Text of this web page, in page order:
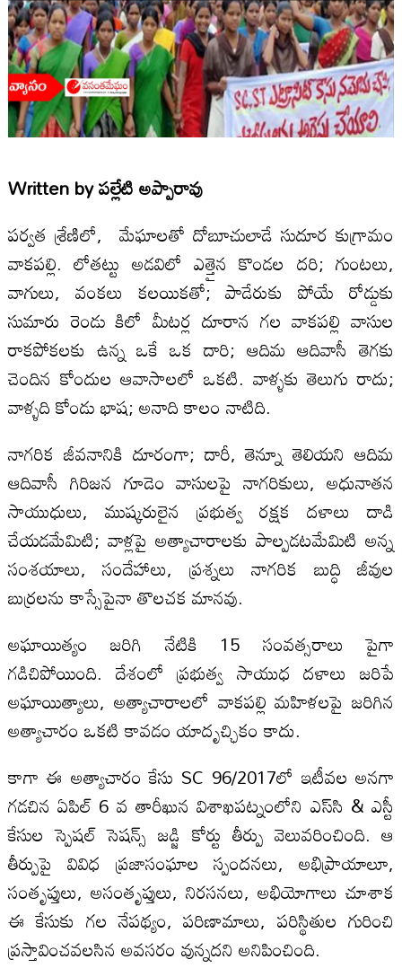
Written byపల్లేటి అప్పారావు
పర్వత శ్రేణిలో, మేఘాలతో దోబూచులాడే సుదూర కుగ్రామం
వాకపల్లి. లోతట్టు అడవిలో ఎత్తైన కొండల దరి; గుంటలు,
వాగులు, వంకలు కలయికతో; పాడేరుకు పోయే రోడ్డుకు
సుమారు రెండు కిలో మీటర్ల దూరాన గల వాకపల్లి వాసుల
రాకపోకలకు ఉన్న ఒకే ఒక దారి; ఆదిమ ఆదివాసీ తెగకు
చెందిన కోందుల ఆవాసాలలో ఒకటి. వాళ్ళకు తెలుగు రాదు;
వాళ్ళది కోండు భాష; అనాది కాలం నాటిది.
నాగరిక జీవనానికి దూరంగా; దారీ, తెన్నూ తెలియని ఆదిమ
ఆదివాసీ గిరిజన గూడెం వాసులపై నాగరికులు, అధునాతన
సాయుధులు, ముష్కరులైన ప్రభుత్వ రక్షక దళాలు దాడి
చేయడమేమిటి; వాళ్లపై అత్యాచారాలకు పాల్పడటమేమిటి అన్న
సంశయాలు, సందేహాలు, ప్రశ్నలు నాగరిక బుద్ధి జీవుల
బుర్రలను కాస్సేపైనా తొలచక మానవు.
అఘాయిత్యం జరిగి నేటికి 15 సంవత్సరాలు పైగా
గడిచిపోయింది. దేశంలో ప్రభుత్వ సాయుధ దళాలు జరిపే
అఘాయిత్యాలు, అత్యాచారాలలో వాకపల్లి మహిళలపై జరిగిన
అత్యాచారం ఒకటి కావడం యాదృచ్ఛికం కాదు.
కాగా ఈ అత్యాచారం కేసు SC 96/2017లో ఇటీవల అనగా
గడచిన ఏపిల్ 6 వ తారీఖున విశాఖపట్నంలోని ఎస్‌సి & ఎస్టీ
కేసుల స్పెషల్ సెషన్స్ జడ్జి కోర్టు తీర్పు వెలువరించింది. ఆ
తీర్పుపై వివిధ ప్రజాసంఘాల స్పందనలు, అభిప్రాయాలూ,
సంతృప్తులు, అసంతృప్తులు, నిరసనలు, అభియోగాలు చూశాక
ఈ కేసుకు గల నేపథ్యం, పరిణామాలు, పరిస్థితుల గురించి
ప్రస్తావించవలసిన అవసరం వున్నదని అనిపించింది.